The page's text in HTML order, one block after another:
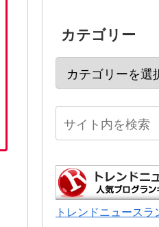
カテゴリー
トレンドニュース